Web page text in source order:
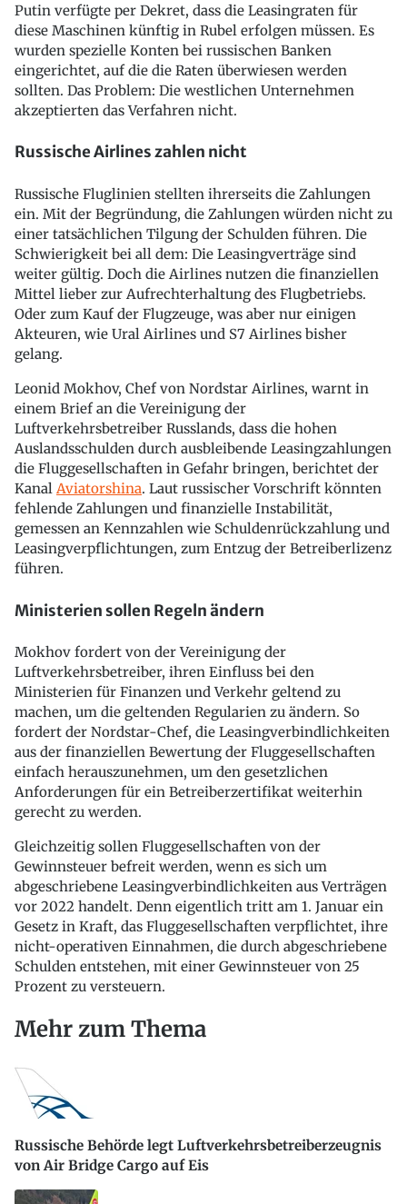
Putin verfügte per Dekret, dass die Leasingraten für
diese Maschinen künftig in Rubel erfolgen müssen. Es
wurden spezielle Konten bei russischen Banken
eingerichtet, auf die die Raten überwiesen werden
sollten. Das Problem: Die westlichen Unternehmen
akzeptierten das Verfahren nicht.
Russische Airlines zahlen nicht
Russische Fluglinien stellten ihrerseits die Zahlungen
ein. Mit der Begründung, die Zahlungen würden nicht zu
einer tatsächlichen Tilgung der Schulden führen. Die
Schwierigkeit bei all dem: Die Leasingverträge sind
weiter gültig. Doch die Airlines nutzen die finanziellen
Mittel lieber zur Aufrechterhaltung des Flugbetriebs.
Oder zum Kauf der Flugzeuge, was aber nur einigen
Akteuren, wie Ural Airlines und S7 Airlines bisher
gelang.
Leonid Mokhov, Chef von Nordstar Airlines, warnt in
einem Brief an die Vereinigung der
Luftverkehrsbetreiber Russlands, dass die hohen
Auslandsschulden durch ausbleibende Leasingzahlungen
die Fluggesellschaften in Gefahr bringen, berichtet der
Kanal Aviatorshina. Laut russischer Vorschrift könnten
fehlende Zahlungen und finanzielle Instabilität,
gemessen an Kennzahlen wie Schuldenrückzahlung und
Leasingverpflichtungen, zum Entzug der Betreiberlizenz
führen.
Ministerien sollen Regeln ändern
Mokhov fordert von der Vereinigung der
Luftverkehrsbetreiber, ihren Einfluss bei den
Ministerien für Finanzen und Verkehr geltend zu
machen, um die geltenden Regularien zu ändern. So
fordert der Nordstar-Chef, die Leasingverbindlichkeiten
aus der finanziellen Bewertung der Fluggesellschaften
einfach herauszunehmen, um den gesetzlichen
Anforderungen für ein Betreiberzertifikat weiterhin
gerecht zu werden.
Gleichzeitig sollen Fluggesellschaften von der
Gewinnsteuer befreit werden, wenn es sich um
abgeschriebene Leasingverbindlichkeiten aus Verträgen
vor 2022 handelt. Denn eigentlich tritt am 1. Januar ein
Gesetz in Kraft, das Fluggesellschaften verpflichtet, ihre
nicht-operativen Einnahmen, die durch abgeschriebene
Schulden entstehen, mit einer Gewinnsteuer von 25
Prozent zu versteuern.
Mehr zum Thema
Russische Behörde legt Luftverkehrsbetreiberzeugnis
von Air Bridge Cargo auf Eis